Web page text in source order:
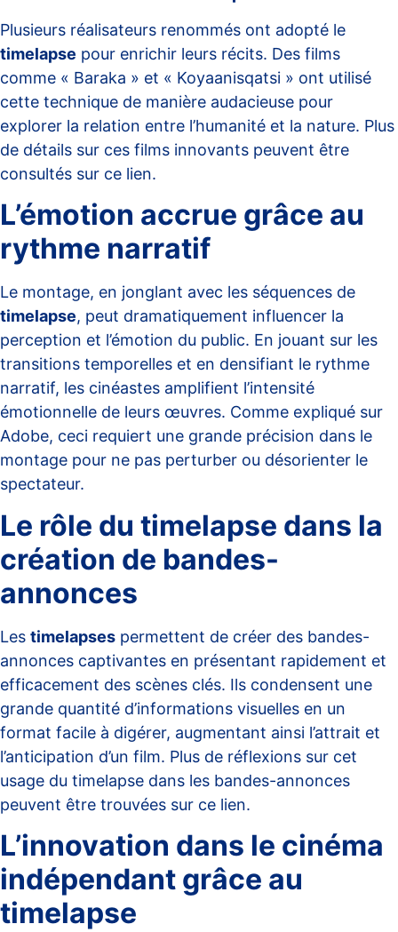
Plusieurs réalisateurs renommés ont adopté le
timelapse pour enrichir leurs récits. Des films
comme « Baraka » et « Koyaanisqatsi » ont utilisé
cette technique de manière audacieuse pour
explorer la relation entre l’humanité et la nature. Plus
de détails sur ces films innovants peuvent être
consultés sur ce lien.
L’émotion accrue grâce au
rythme narratif
Le montage, en jonglant avec les séquences de
timelapse, peut dramatiquement influencer la
perception et l’émotion du public. En jouant sur les
transitions temporelles et en densifiant le rythme
narratif, les cinéastes amplifient l’intensité
émotionnelle de leurs œuvres. Comme expliqué sur
Adobe, ceci requiert une grande précision dans le
montage pour ne pas perturber ou désorienter le
spectateur.
Le rôle du timelapse dans la
création de bandes-
annonces
Les timelapses permettent de créer des bandes-
annonces captivantes en présentant rapidement et
efficacement des scènes clés. Ils condensent une
grande quantité d’informations visuelles en un
format facile à digérer, augmentant ainsi l’attrait et
l’anticipation d’un film. Plus de réflexions sur cet
usage du timelapse dans les bandes-annonces
peuvent être trouvées sur ce lien.
L’innovation dans le cinéma
indépendant grâce au
timelapse